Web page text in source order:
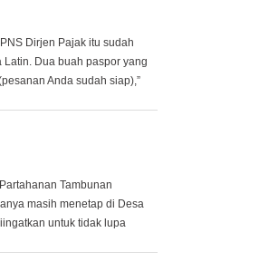
Dirjen Pajak itu sudah
Dua buah paspor yang
Anda sudah siap),”
Tambunan
masih menetap di Desa
untuk tidak lupa